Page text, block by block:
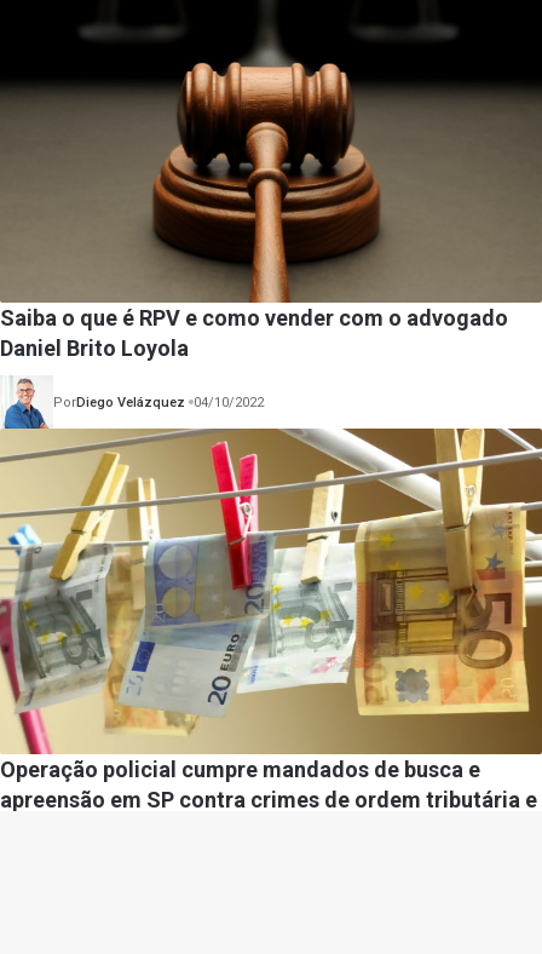
Saiba o que é RPV e como vender com o advogado
Daniel Brito Loyola
PorDiego Velázquez 04/10/2022
Operação policial cumpre mandados de busca e
apreensão em SP contra crimes de ordem tributária e